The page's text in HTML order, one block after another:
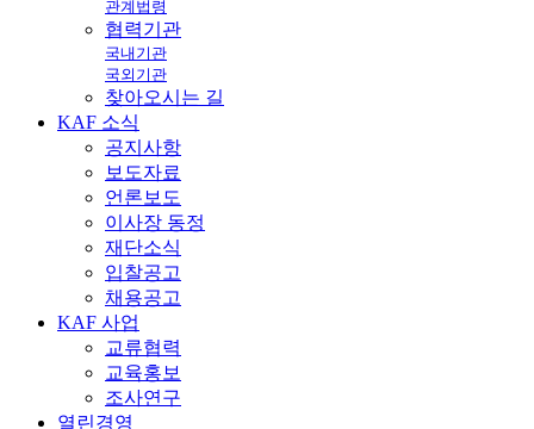
관계법령
협력기관
국내기관
국외기관
찾아오시는 길
KAF 소식
공지사항
보도자료
언론보도
이사장 동정
재단소식
입찰공고
채용공고
KAF 사업
교류협력
교육홍보
조사연구
열린경영